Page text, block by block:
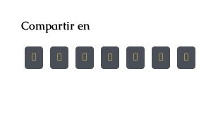
Compartir en